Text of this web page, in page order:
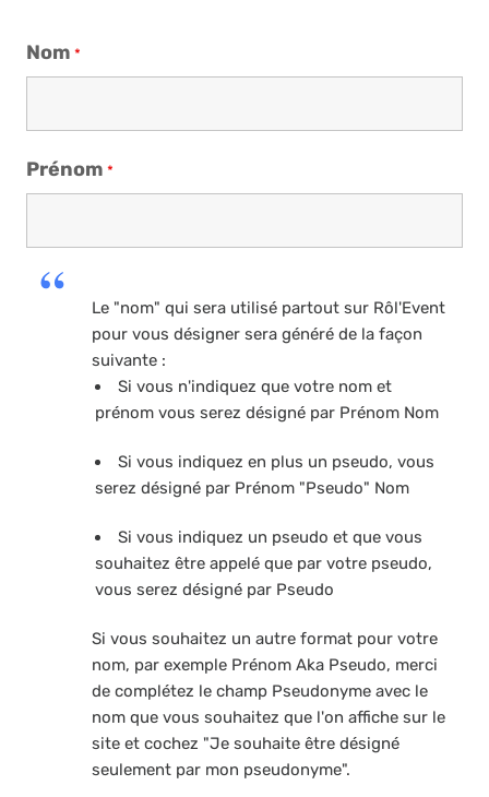
Nom*
Prénom*
Le "nom" qui sera utilisé partout sur Rôl'Event
pour vous désigner sera généré de la façon
suivante :
Si vous n'indiquez que votre nomet
prénom vous serez désigné par Prénom Nom
Si vous indiquez en plus un pseudo, vous
serez désigné par Prénom "Pseudo" Nom
Si vous indiquez un pseudo et que vous
souhaitez être appelé que par votre pseudo,
vous serez désigné par Pseudo
Si vous souhaitez un autre format pour votre
nom, par exemple Prénom Aka Pseudo, merci
de complétez le champ Pseudonymeavec le
nom que vous souhaitez que l'on affiche sur le
site et cochez "Je souhaite être désigné
seulement par mon pseudonyme".